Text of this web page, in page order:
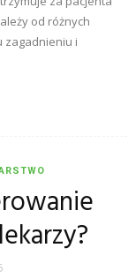
od różnych
zagadnieniu i